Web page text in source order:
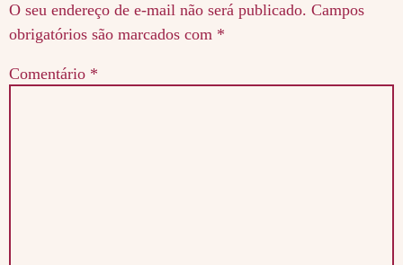
O seu endereço de e-mail não será publicado. Campos
obrigatórios são marcados com *
Comentário *